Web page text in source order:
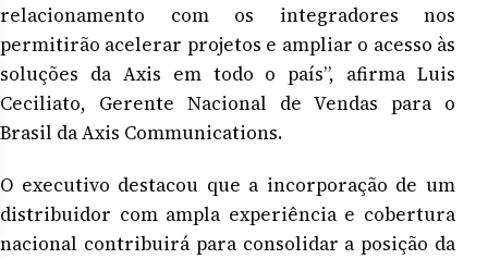
relacionamento com os integradores nos
permitirão acelerar projetos e ampliar o acesso às
soluções da Axis em todo o país”, afirma Luis
Ceciliato, Gerente Nacional de Vendas para o
Brasil da Axis Communications.
O executivo destacou que a incorporação de um
distribuidor com ampla experiência e cobertura
nacional contribuirá para consolidar a posição da